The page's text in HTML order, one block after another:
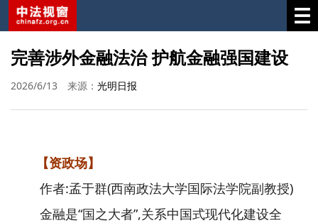
完善涉外金融法治 护航金融强国建设
2026/6/13 来源： 光明日报
【资政场】
作者:孟于群(西南政法大学国际法学院副教授)
金融是“国之大者”,关系中国式现代化建设全